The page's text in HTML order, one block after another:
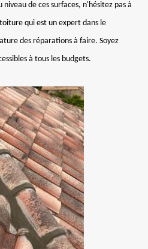
de ces surfaces, n'hésitez pas à
qui est un expert dans le
des réparations à faire. Soyez
à tous les budgets.